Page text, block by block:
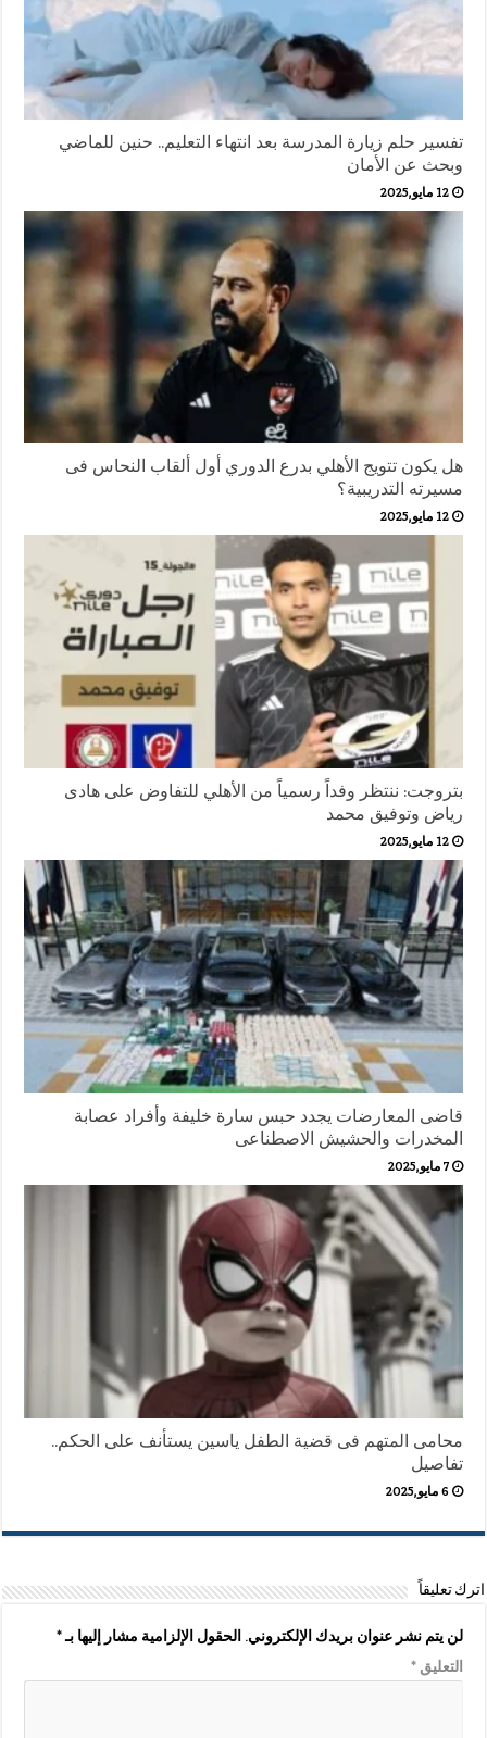
تفسير حلم زيارة المدرسة بعد انتهاء التعليم.. حنين للماضي
وبحث عن الأمان
12 مايو,2025
هل يكون تتويج الأهلي بدرع الدوري أول ألقاب النحاس فى
مسيرته التدريبية؟
12 مايو,2025
بتروجت: ننتظر وفداً رسمياً من الأهلي للتفاوض على هادى
رياض وتوفيق محمد
12 مايو,2025
قاضى المعارضات يجدد حبس سارة خليفة وأفراد عصابة
المخدرات والحشيش الاصطناعى
7 مايو,2025
محامى المتهم فى قضية الطفل ياسين يستأنف على الحكم..
تفاصيل
6 مايو,2025
اترك تعليقاً
لن يتم نشر عنوان بريدك الإلكتروني. الحقول الإلزامية مشار إليها بـ*
التعليق*